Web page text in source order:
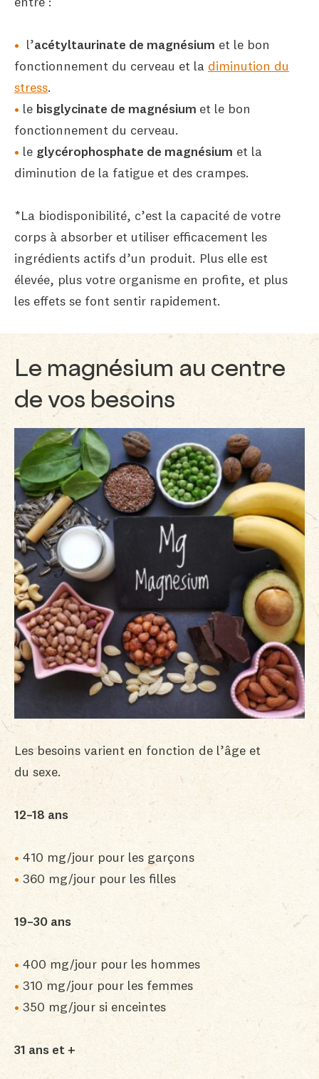
l’acétyltaurinate de magnésium et le bon
fonctionnement du cerveau et la diminution du
stress.
le bisglycinate de magnésium et le bon
fonctionnement du cerveau.
le glycérophosphate de magnésium et la
diminution de la fatigue et des crampes.
*La biodisponibilité, c’est la capacité de votre
corps à absorber et utiliser efficacement les
ingrédients actifs d’un produit. Plus elle est
élevée, plus votre organisme en profite, et plus
les effets se font sentir rapidement.
Le magnésium au centre
de vos besoins
Les besoins varient en fonction de l’âge et
du sexe.
12–18 ans
410 mg/jour pour les garçons
360 mg/jour pour les filles
19–30 ans
400 mg/jour pour les hommes
310 mg/jour pour les femmes
350 mg/jour si enceintes
31 ans et +